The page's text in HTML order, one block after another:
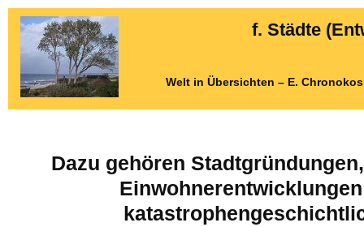
f. Städte
Welt in Übersichten – E.
Dazu gehören